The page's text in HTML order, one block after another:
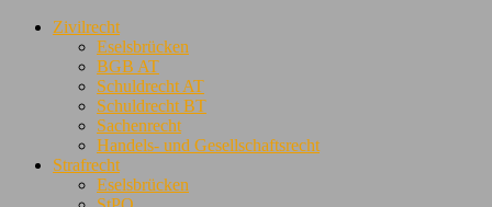
Zivilrecht
Eselsbrücken
BGB AT
Schuldrecht AT
Schuldrecht BT
Sachenrecht
Handels- und Gesellschaftsrecht
Strafrecht
Eselsbrücken